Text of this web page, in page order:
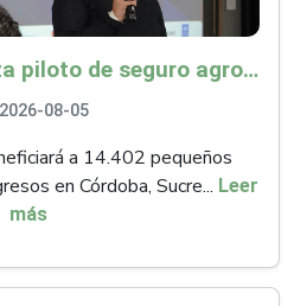
Minagricultura lanza piloto de seguro agropecuario por $9.625 millones para proteger a más de 14.000 pequeños productores contra riesgos del Fenómeno de El Niño
2026-08-05
a 14.402 pequeños
en Córdoba, Sucre... Leer
más